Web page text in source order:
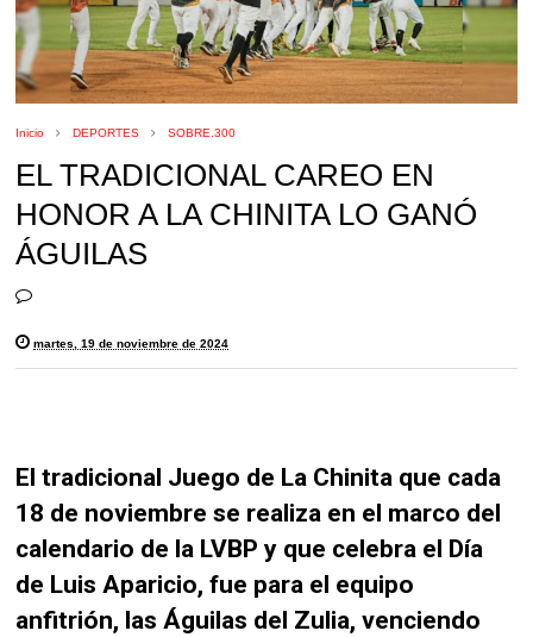
Inicio DEPORTES SOBRE.300
EL TRADICIONAL CAREO EN
HONOR A LA CHINITA LO GANÓ
ÁGUILAS
martes, 19 de noviembre de 2024
El tradicional Juego de La Chinita que cada
18 de noviembre se realiza en el marco del
calendario de la LVBP y que celebra el Día
de Luis Aparicio, fue para el equipo
anfitrión, las Águilas del Zulia, venciendo